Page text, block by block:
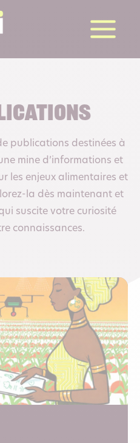
publications destinées à
mine d’informations et
les enjeux alimentaires et
la dès maintenant et
suscite votre curiosité
connaissances.